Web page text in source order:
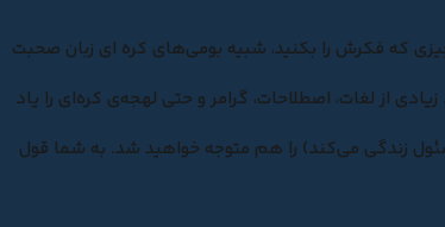
که فکرش را بکنید، شبیه بومی‌های کره‌ ای‌ زبان صحبت
از لغات، اصطلاحات، گرامر و حتی لهجه‌ی کره‌ای را یاد
زندگی می‌کند) را هم متوجه خواهید شد. به شما قول